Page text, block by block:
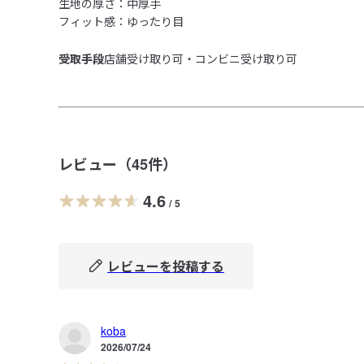
フィット感：ゆったり目
受取手段店舗受け取り可・コンビニ受け取り可
レビュー（45件）
4.6 / 5
レビューを投稿する
koba
2026/07/24